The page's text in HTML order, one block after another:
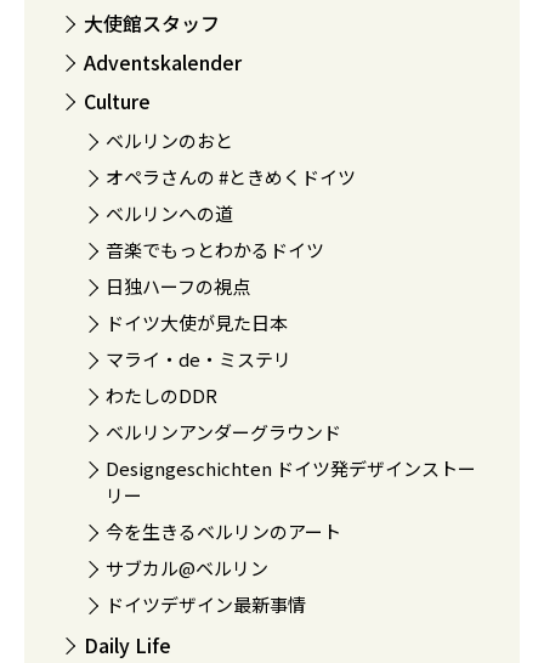
大使館スタッフ
Adventskalender
Culture
ベルリンのおと
オペラさんの #ときめくドイツ
ベルリンへの道
音楽でもっとわかるドイツ
日独ハーフの視点
ドイツ大使が見た日本
マライ・de・ミステリ
わたしのDDR
ベルリンアンダーグラウンド
Designgeschichten ドイツ発デザインストー
リー
今を生きるベルリンのアート
サブカル@ベルリン
ドイツデザイン最新事情
Daily Life